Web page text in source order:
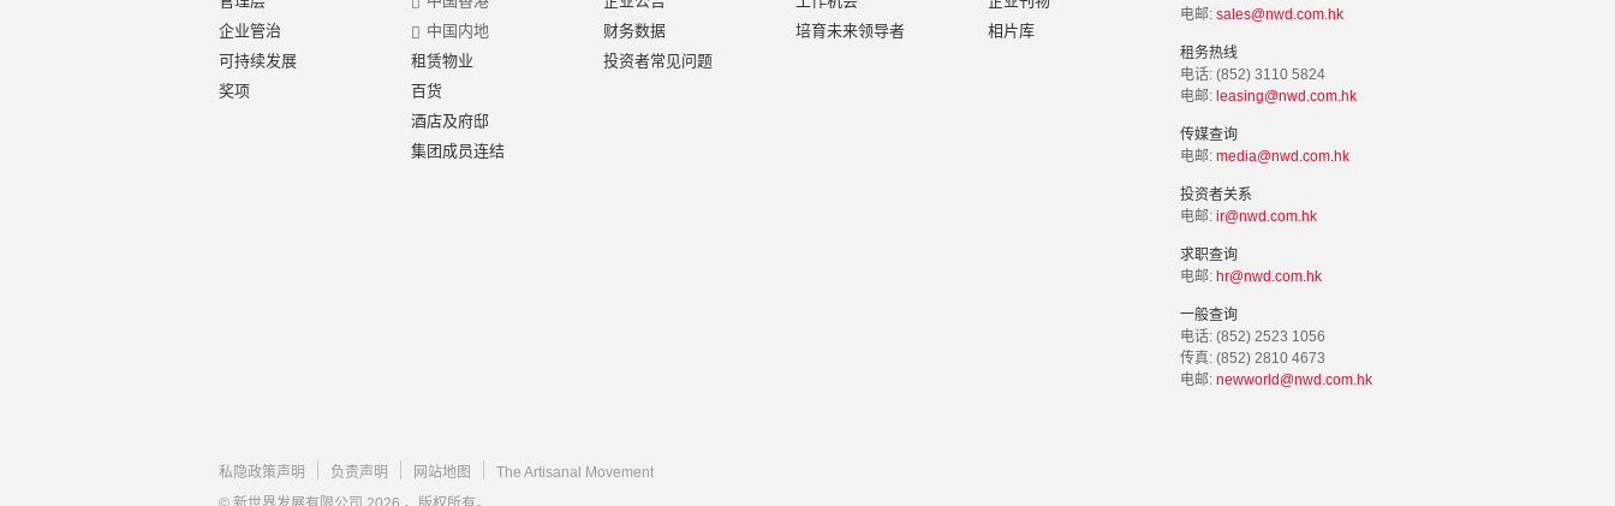
企业管治
可持续发展
奖项
中国内地
租赁物业
百货
酒店及府邸
集团成员连结
财务数据
投资者常见问题
培育未来领导者
相片库
电邮: sales@nwd.com.hk
租务热线
电话: (852) 3110 5824
电邮: leasing@nwd.com.hk
传媒查询
电邮: media@nwd.com.hk
投资者关系
电邮: ir@nwd.com.hk
求职查询
电邮: hr@nwd.com.hk
一般查询
电话: (852) 2523 1056
传真: (852) 2810 4673
电邮: newworld@nwd.com.hk
私隐政策声明 负责声明 网站地图
The Artisanal Movement